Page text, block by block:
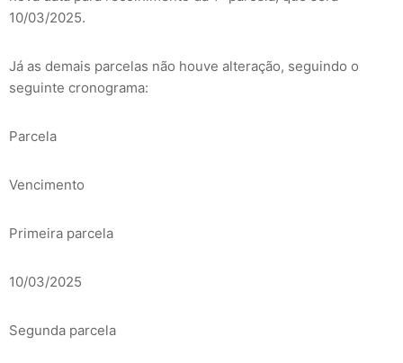
10/03/2025.
Já as demais parcelas não houve alteração, seguindo o
seguinte cronograma:
Parcela
Vencimento
Primeira parcela
10/03/2025
Segunda parcela